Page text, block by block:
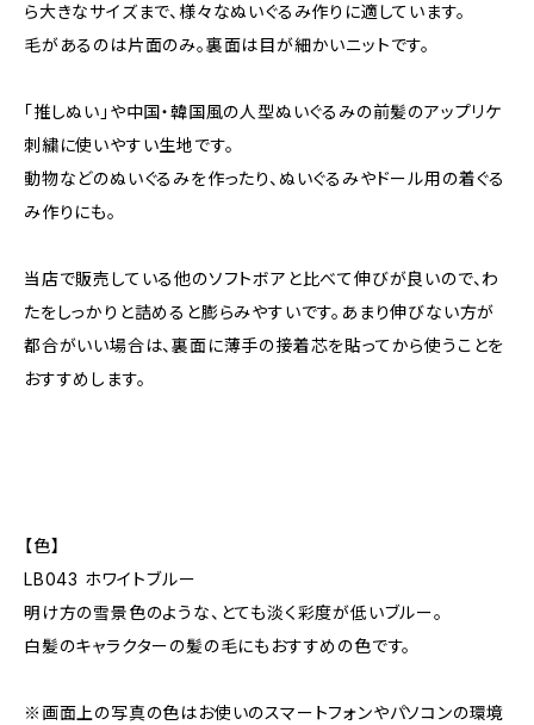
ら大きなサイズまで、様々なぬいぐるみ作りに適しています。
毛があるのは片面のみ。裏面は目が細かいニットです。
「推しぬい」や中国・韓国風の人型ぬいぐるみの前髪のアップリケ
刺繍に使いやすい生地です。
動物などのぬいぐるみを作ったり、ぬいぐるみやドール用の着ぐる
み作りにも。
当店で販売している他のソフトボアと比べて伸びが良いので、わ
たをしっかりと詰めると膨らみやすいです。あまり伸びない方が
都合がいい場合は、裏面に薄手の接着芯を貼ってから使うことを
おすすめします。
【色】
LB043 ホワイトブルー
明け方の雪景色のような、とても淡く彩度が低いブルー。
白髪のキャラクターの髪の毛にもおすすめの色です。
※画面上の写真の色はお使いのスマートフォンやパソコンの環境